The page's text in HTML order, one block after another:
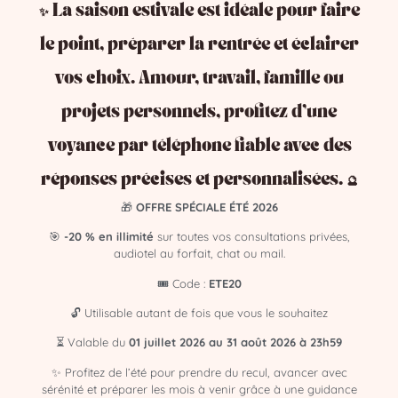
📞 Consultation privée
09 74 550 717
– à partir de 19€ les 10 minutes
✅ Choisissez un praticien selon sa spécialité (guidance,
voyance, médiumnité)
Voir les médiums disponibles maintenant
🧾 La différence entre voyance,
guidance et médiumnité.
Avant de consulter, prenez le temps de vous demander ce
que vous recherchez réellement : une
immédiate, uneorientation spirituelleou un contact
médiumnique. Il n’y a pas de bonne ou mauvaise
démarche, mais en ciblant votre besoin, vous gagnerez en
✨ La saison estivale est idéale pour faire
le point, préparer la rentrée et éclairer
vos choix. Amour, travail, famille ou
projets personnels, profitez d’une
voyance par téléphone fiable avec des
réponses précises et personnalisées. 🔮
🎁 OFFRE SPÉCIALE ÉTÉ 2026
🎯 -20 % en illimité sur toutes vos consultations privées,
audiotel au forfait, chat ou mail.
🎟️ Code : ETE20
🔓 Utilisable autant de fois que vous le souhaitez
⏳ Valable du 01 juillet 2026 au 31 août 2026 à 23h59
✨ Profitez de l’été pour prendre du recul, avancer avec
sérénité et préparer les mois à venir grâce à une guidance